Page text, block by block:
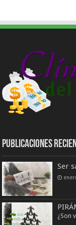
Publicaciones
Ser
¿Son